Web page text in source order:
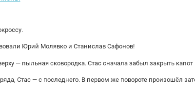
Юрий Молявко и Станислав Сафонов!
— пыльная сковородка. Стас сначала забыл закрыть
Стас — с последнего. В первом же повороте произошёл